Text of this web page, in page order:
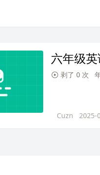
六年级
剥了 0 次
Cuzn 2025-